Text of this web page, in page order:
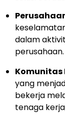
dalam
perusahaan.
Komunitas
yang
bekerja
tenaga